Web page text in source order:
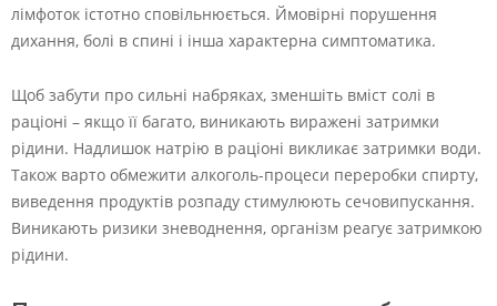
лімфоток істотно сповільнюється. Ймовірні порушення
дихання, болі в спині і інша характерна симптоматика.
Щоб забути про сильні набряках, зменшіть вміст солі в
раціоні – якщо її багато, виникають виражені затримки
рідини. Надлишок натрію в раціоні викликає затримки води.
Також варто обмежити алкоголь-процеси переробки спирту,
виведення продуктів розпаду стимулюють сечовипускання.
Виникають ризики зневоднення, організм реагує затримкою
рідини.